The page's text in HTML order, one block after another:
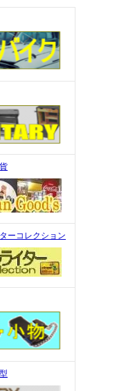
ーコレクション